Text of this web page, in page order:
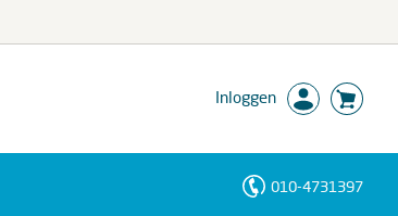
Inloggen
010-4731397